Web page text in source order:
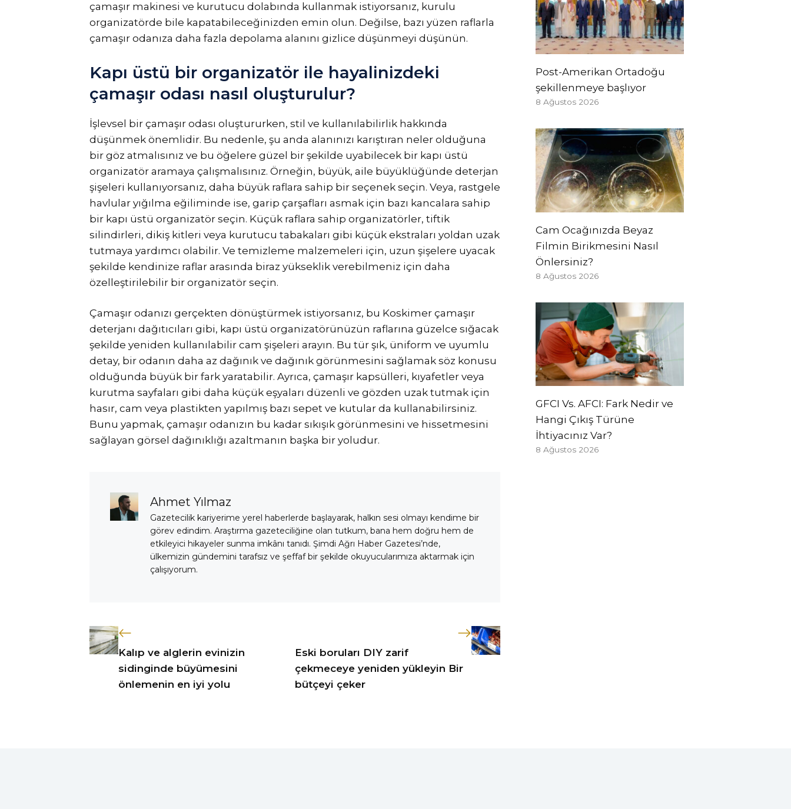
çamaşır makinesi ve kurutucu dolabında kullanmak istiyorsanız, kurulu
organizatörde bile kapatabileceğinizden emin olun. Değilse, bazı yüzen raflarla
çamaşır odanıza daha fazla depolama alanını gizlice düşünmeyi düşünün.
Kapı üstü bir organizatör ile hayalinizdeki
çamaşır odası nasıl oluşturulur?
İşlevsel bir çamaşır odası oluştururken, stil ve kullanılabilirlik hakkında
düşünmek önemlidir. Bu nedenle, şu anda alanınızı karıştıran neler olduğuna
bir göz atmalısınız ve bu öğelere güzel bir şekilde uyabilecek bir kapı üstü
organizatör aramaya çalışmalısınız. Örneğin, büyük, aile büyüklüğünde deterjan
şişeleri kullanıyorsanız, daha büyük raflara sahip bir seçenek seçin. Veya, rastgele
havlular yığılma eğiliminde ise, garip çarşafları asmak için bazı kancalara sahip
bir kapı üstü organizatör seçin. Küçük raflara sahip organizatörler, tiftik
silindirleri, dikiş kitleri veya kurutucu tabakaları gibi küçük ekstraları yoldan uzak
tutmaya yardımcı olabilir. Ve temizleme malzemeleri için, uzun şişelere uyacak
şekilde kendinize raflar arasında biraz yükseklik verebilmeniz için daha
özelleştirilebilir bir organizatör seçin.
Çamaşır odanızı gerçekten dönüştürmek istiyorsanız, bu Koskimer çamaşır
deterjanı dağıtıcıları gibi, kapı üstü organizatörünüzün raflarına güzelce sığacak
şekilde yeniden kullanılabilir cam şişeleri arayın. Bu tür şık, üniform ve uyumlu
detay, bir odanın daha az dağınık ve dağınık görünmesini sağlamak söz konusu
olduğunda büyük bir fark yaratabilir. Ayrıca, çamaşır kapsülleri, kıyafetler veya
kurutma sayfaları gibi daha küçük eşyaları düzenli ve gözden uzak tutmak için
hasır, cam veya plastikten yapılmış bazı sepet ve kutular da kullanabilirsiniz.
Bunu yapmak, çamaşır odanızın bu kadar sıkışık görünmesini ve hissetmesini
sağlayan görsel dağınıklığı azaltmanın başka bir yoludur.
Ahmet Yılmaz
Gazetecilik kariyerime yerel haberlerde başlayarak, halkın sesi olmayı kendime bir
görev edindim. Araştırma gazeteciliğine olan tutkum, bana hem doğru hem de
etkileyici hikayeler sunma imkânı tanıdı. Şimdi Ağrı Haber Gazetesi’nde,
ülkemizin gündemini tarafsız ve şeffaf bir şekilde okuyucularımıza aktarmak için
çalışıyorum.
Kalıp ve alglerin evinizin
sidinginde büyümesini
önlemenin en iyi yolu
Eski boruları DIY zarif
çekmeceye yeniden yükleyin Bir
bütçeyi çeker
Post-Amerikan Ortadoğu
şekillenmeye başlıyor
8 Ağustos 2026
Cam Ocağınızda Beyaz
Filmin Birikmesini Nasıl
Önlersiniz?
8 Ağustos 2026
GFCI Vs. AFCI: Fark Nedir ve
Hangi Çıkış Türüne
İhtiyacınız Var?
8 Ağustos 2026